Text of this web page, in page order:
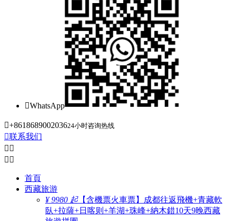
WhatsApp
+861868900203624小时咨询热线
联系我们
 
 
首頁
西藏旅游
¥ 9980 起【含機票火車票】成都往返飛機+青藏軟
臥+拉薩+日喀则+羊湖+珠峰+納木錯10天9晚西藏